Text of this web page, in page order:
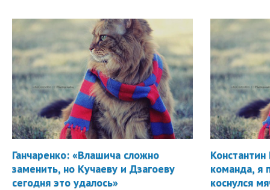
Ганчаренко: «Влашича сложно
заменить, но Кучаеву и Дзагоеву
сегодня это удалось»
Константин
команда, я
коснулся